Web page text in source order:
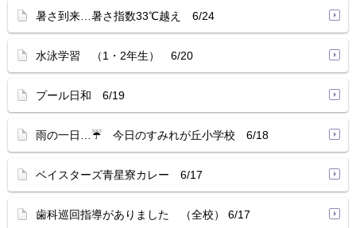
暑さ到来…暑さ指数33℃越え 6/24
水泳学習 （1・2年生） 6/20
プール日和 6/19
雨の一日…☔ 今日のすみれが丘小学校 6/18
ベイスターズ青星寮カレー 6/17
歯科巡回指導がありました （全校） 6/17